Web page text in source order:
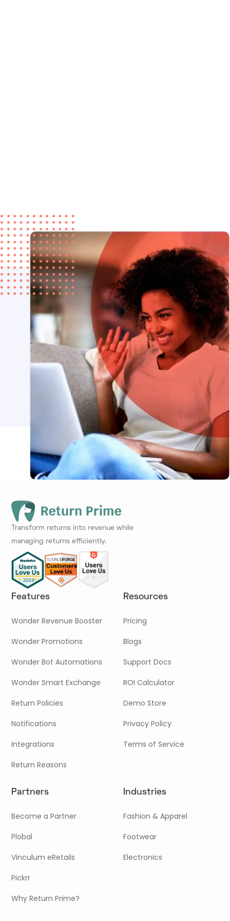
Transform returns into revenue while
managing returns efficiently.
Features
Wonder Revenue Booster
Wonder Promotions
Wonder Bot Automations
Wonder Smart Exchange
Return Policies
Notifications
Integrations
Return Reasons
Resources
Pricing
Blogs
Support Docs
ROI Calculator
Demo Store
Privacy Policy
Terms of Service
Partners
Become a Partner
Plobal
Vinculum eRetails
Pickrr
Why Return Prime?
Industries
Fashion & Apparel
Footwear
Electronics